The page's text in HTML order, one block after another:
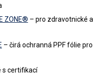
ZONE® – pro zdravotnické a
– čirá ochranná PPF fólie pro
s certifikací